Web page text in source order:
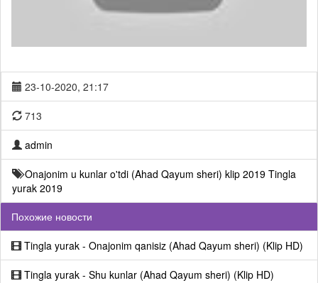
23-10-2020, 21:17
713
admin
Onajonim u kunlar o'tdi (Ahad Qayum sheri) klip 2019 Tingla
yurak 2019
Похожие новости
Tingla yurak - Onajonim qanisiz (Ahad Qayum sheri) (Klip HD)
Tingla yurak - Shu kunlar (Ahad Qayum sheri) (Klip HD)